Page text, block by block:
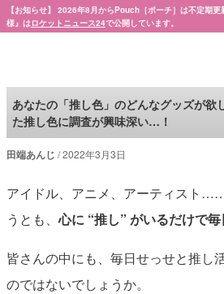
【お知らせ】 2026年8月からPouch［ポーチ］は不定期
様』はロケットニュース24で公開しています。
あなたの「推し色」のどんなグッズが欲
た推し色に調査が興味深い…！
田端あんじ 2022年3月3日
アイドル、アニメ、アーティスト
うとも、心に “推し” がいるだけで
皆さんの中にも、毎日せっせと推し
のではないでしょうか。